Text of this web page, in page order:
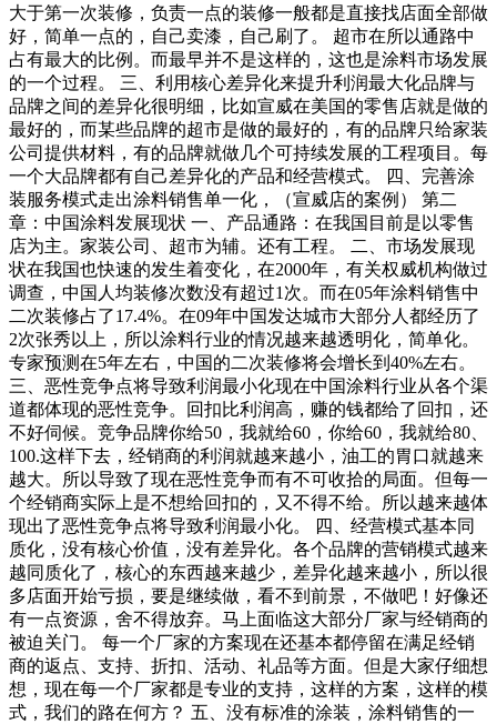
大于第一次装修，负责一点的装修一般都是直接找店面全部做
好，简单一点的，自己卖漆，自己刷了。 超市在所以通路中
占有最大的比例。而最早并不是这样的，这也是涂料市场发展
的一个过程。 三、利用核心差异化来提升利润最大化品牌与
品牌之间的差异化很明细，比如宣威在美国的零售店就是做的
最好的，而某些品牌的超市是做的最好的，有的品牌只给家装
公司提供材料，有的品牌就做几个可持续发展的工程项目。每
一个大品牌都有自己差异化的产品和经营模式。 四、完善涂
装服务模式走出涂料销售单一化，（宣威店的案例） 第二
章：中国涂料发展现状 一、产品通路：在我国目前是以零售
店为主。家装公司、超市为辅。还有工程。 二、市场发展现
状在我国也快速的发生着变化，在2000年，有关权威机构做过
调查，中国人均装修次数没有超过1次。而在05年涂料销售中
二次装修占了17.4%。在09年中国发达城市大部分人都经历了
2次张秀以上，所以涂料行业的情况越来越透明化，简单化。
专家预测在5年左右，中国的二次装修将会增长到40%左右。
三、恶性竞争点将导致利润最小化现在中国涂料行业从各个渠
道都体现的恶性竞争。回扣比利润高，赚的钱都给了回扣，还
不好伺候。竞争品牌你给50，我就给60，你给60，我就给80、
100.这样下去，经销商的利润就越来越小，油工的胃口就越来
越大。所以导致了现在恶性竞争而有不可收拾的局面。但每一
个经销商实际上是不想给回扣的，又不得不给。所以越来越体
现出了恶性竞争点将导致利润最小化。 四、经营模式基本同
质化，没有核心价值，没有差异化。各个品牌的营销模式越来
越同质化了，核心的东西越来越少，差异化越来越小，所以很
多店面开始亏损，要是继续做，看不到前景，不做吧！好像还
有一点资源，舍不得放弃。马上面临这大部分厂家与经销商的
被迫关门。 每一个厂家的方案现在还基本都停留在满足经销
商的返点、支持、折扣、活动、礼品等方面。但是大家仔细想
想，现在每一个厂家都是专业的支持，这样的方案，这样的模
式，我们的路在何方？ 五、没有标准的涂装，涂料销售的一